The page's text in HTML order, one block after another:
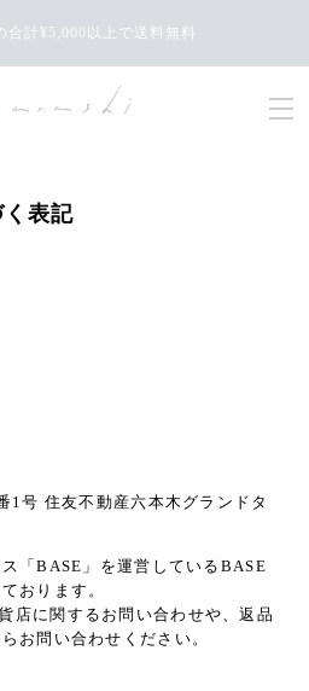
合計¥5,000以上で送料無料
表記
1号 住友不動産六本木グランドタ
「BASE」を運営しているBASE
おります。
店に関するお問い合わせや、返品
お問い合わせください。